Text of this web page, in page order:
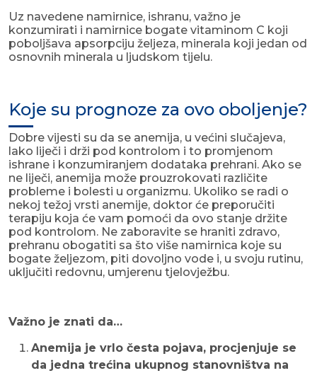
Uz navedene namirnice, ishranu, važno je
konzumirati i namirnice bogate vitaminom C koji
poboljšava apsorpciju željeza, minerala koji jedan od
osnovnih minerala u ljudskom tijelu.
Koje su prognoze za ovo oboljenje?
Dobre vijesti su da se anemija, u većini slučajeva,
lako liječi i drži pod kontrolom i to promjenom
ishrane i konzumiranjem dodataka prehrani. Ako se
ne liječi, anemija može prouzrokovati različite
probleme i bolesti u organizmu. Ukoliko se radi o
nekoj težoj vrsti anemije, doktor će preporučiti
terapiju koja će vam pomoći da ovo stanje držite
pod kontrolom. Ne zaboravite se hraniti zdravo,
prehranu obogatiti sa što više namirnica koje su
bogate željezom, piti dovoljno vode i, u svoju rutinu,
uključiti redovnu, umjerenu tjelovježbu.
Važno je znati da…
Anemija je vrlo česta pojava, procjenjuje se
da jedna trećina ukupnog stanovništva na